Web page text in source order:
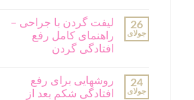
26
جولای
لیفت گردن با جراحی –
راهنمای کامل رفع
افتادگی گردن
24
جولای
روشهایی برای رفع
افتادگی شکم بعد از